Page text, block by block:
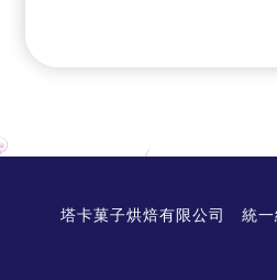
塔卡菓子烘焙有限公司 統